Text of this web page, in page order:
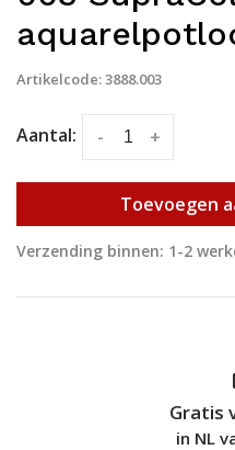
Artikelcode:3888.003
Aantal: +
-
Toevoegen
Verzending binnen: 1-2
Gratis
in NL